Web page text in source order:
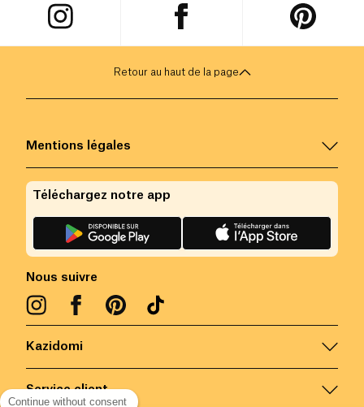
Retour au haut de la page
Kazidomi
Service client
Mentions légales
Nous suivre
Téléchargez notre app
Continue without consent